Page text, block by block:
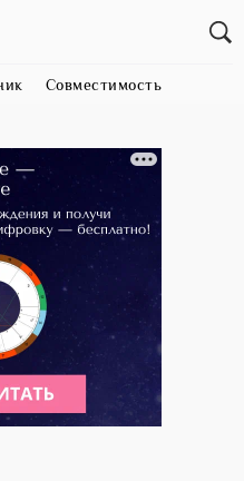
Совместимость